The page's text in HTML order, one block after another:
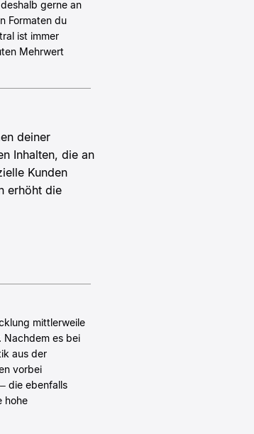
gerne an
Formaten du
ist immer
Mehrwert
deiner
Inhalten, die an
Kunden
erhöht die
mittlerweile
Nachdem es bei
aus der
vorbei
die ebenfalls
hohe